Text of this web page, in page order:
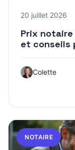
20 juillet 2026
Prix
et conseils
Colette
NOTAIRE